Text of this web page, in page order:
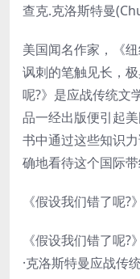
查克.克洛斯特曼
美国闻名作家，《
讽刺的笔触见长，
呢?》是应战传统文
品一经出版便引起
书中通过这些知识
确地看待这个国际带
《假设我们错了呢?
《假设我们错了呢
·克洛斯特曼应战传